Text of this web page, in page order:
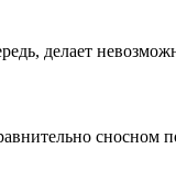
делает
сносном